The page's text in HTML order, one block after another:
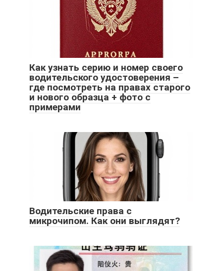
Как узнать серию и номер своего
водительского удостоверения –
где посмотреть на правах старого
и нового образца + фото с
примерами
Водительские права с
микрочипом. Как они выглядят?